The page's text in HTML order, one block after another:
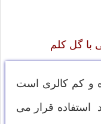
و کم کالری است
استفاده قرار می